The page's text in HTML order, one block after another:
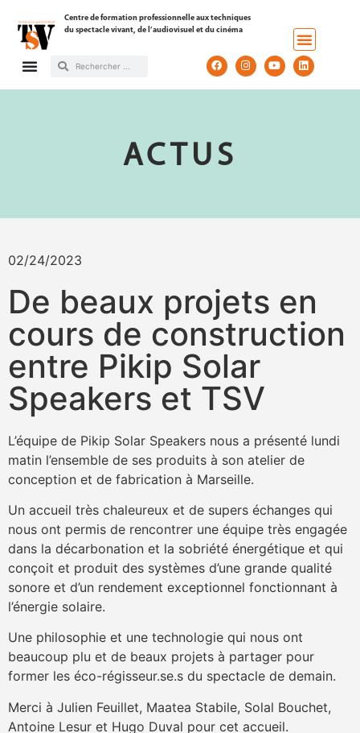
Centre de formation professionnelle aux techniques
du spectacle vivant, de l’audiovisuel et du cinéma
ACTUS
02/24/2023
De beaux projets en
cours de construction
entre Pikip Solar
Speakers et TSV
L’équipe de Pikip Solar Speakers nous a présenté lundi
matin l’ensemble de ses produits à son atelier de
conception et de fabrication à Marseille.
Un accueil très chaleureux et de supers échanges qui
nous ont permis de rencontrer une équipe très engagée
dans la décarbonation et la sobriété énergétique et qui
conçoit et produit des systèmes d’une grande qualité
sonore et d’un rendement exceptionnel fonctionnant à
l’énergie solaire.
Une philosophie et une technologie qui nous ont
beaucoup plu et de beaux projets à partager pour
former les éco-régisseur.se.s du spectacle de demain.
Merci à Julien Feuillet, Maatea Stabile, Solal Bouchet,
Antoine Lesur et Hugo Duval pour cet accueil.